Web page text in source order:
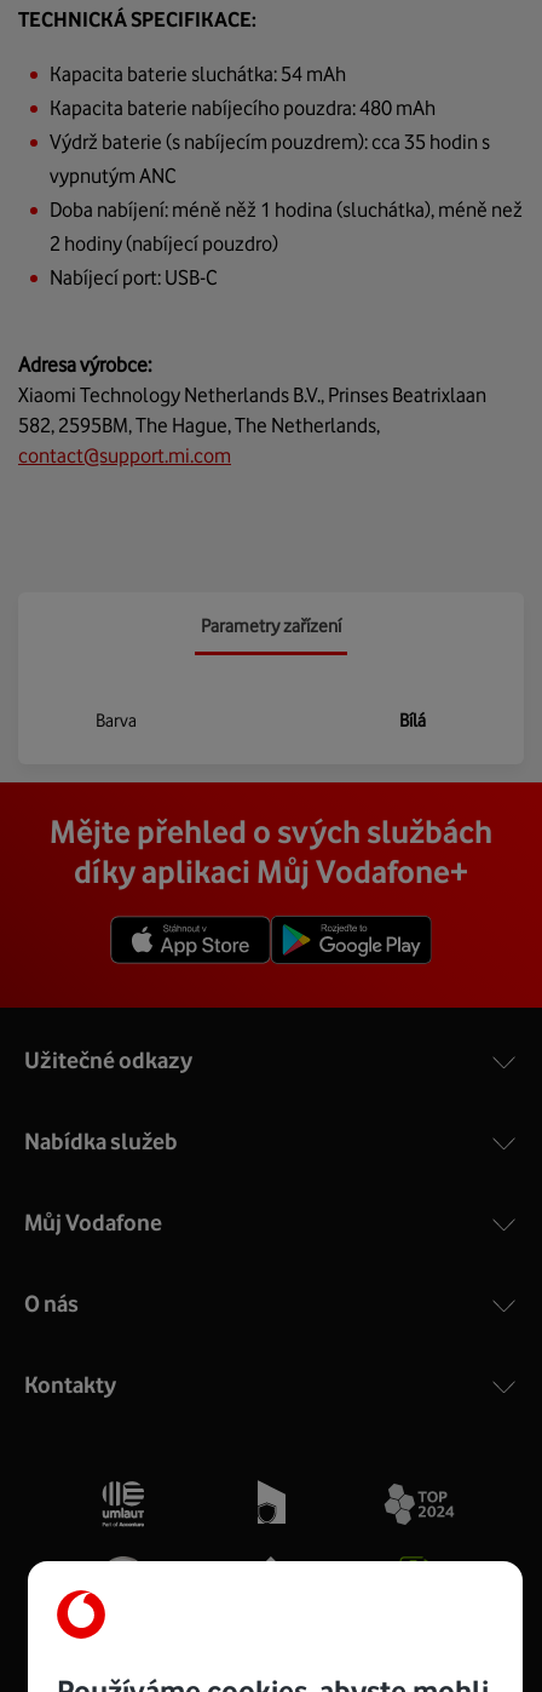
TECHNICKÁ SPECIFIKACE:
Kapacita baterie sluchátka: 54 mAh
Kapacita baterie nabíjecího pouzdra: 480 mAh
Výdrž baterie (s nabíjecím pouzdrem): cca 35 hodin s
vypnutým ANC
Doba nabíjení: méně něž 1 hodina (sluchátka), méně než
2 hodiny (nabíjecí pouzdro)
Nabíjecí port: USB-C
Adresa výrobce:
Xiaomi Technology Netherlands B.V., Prinses Beatrixlaan
582, 2595BM, The Hague, The Netherlands,
contact@support.mi.com
Parametry zařízení
Barva Bílá
Mějte přehled o svých službách
díky aplikaci Můj Vodafone+
Užitečné odkazy
Nabídka služeb
Můj Vodafone
O nás
Kontakty